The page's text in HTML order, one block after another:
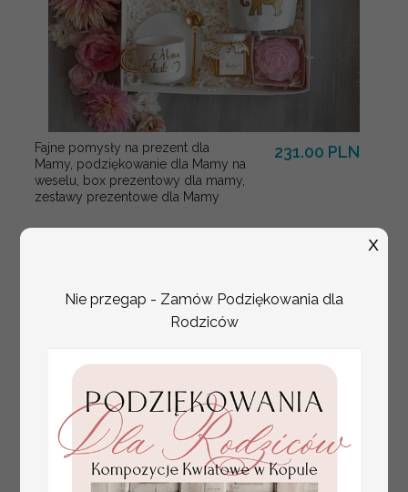
Fajne pomysły na prezent dla
Mamy, podziękowanie dla Mamy na
weselu, box prezentowy dla mamy,
zestawy prezentowe dla Mamy
231.00 PLN
Nie przegap - Zamów Podziękowania dla
Rodziców
X